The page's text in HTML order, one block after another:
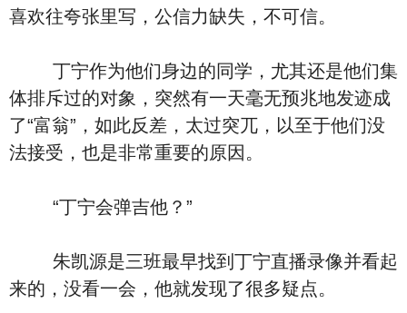
喜欢往夸张里写，公信力缺失，不可信。
丁宁作为他们身边的同学，尤其还是他们集
体排斥过的对象，突然有一天毫无预兆地发迹成
了“富翁”，如此反差，太过突兀，以至于他们没
法接受，也是非常重要的原因。
“丁宁会弹吉他？”
朱凯源是三班最早找到丁宁直播录像并看起
来的，没看一会，他就发现了很多疑点。